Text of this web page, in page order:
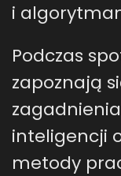
i
Podczas
zapoznają
inteligencji
metody